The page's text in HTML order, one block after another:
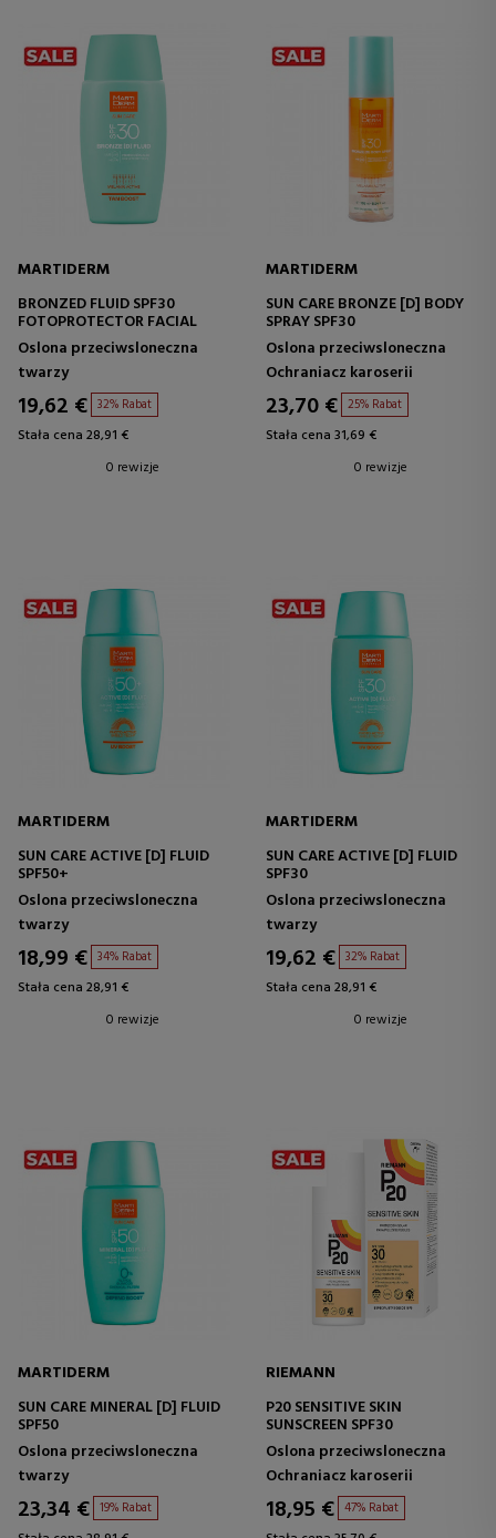
MARTIDERM
BRONZED FLUID SPF30
FOTOPROTECTOR FACIAL
Oslona przeciwsloneczna
twarzy
19,62 € 32% Rabat
Stała cena 28,91 €
0 rewizje
MARTIDERM
SUN CARE BRONZE [D] BODY
SPRAY SPF30
Oslona przeciwsloneczna
Ochraniacz karoserii
23,70 € 25% Rabat
Stała cena 31,69 €
0 rewizje
MARTIDERM
SUN CARE ACTIVE [D] FLUID
SPF50+
Oslona przeciwsloneczna
twarzy
18,99 € 34% Rabat
Stała cena 28,91 €
0 rewizje
MARTIDERM
SUN CARE ACTIVE [D] FLUID
SPF30
Oslona przeciwsloneczna
twarzy
19,62 € 32% Rabat
Stała cena 28,91 €
0 rewizje
MARTIDERM
SUN CARE MINERAL [D] FLUID
SPF50
Oslona przeciwsloneczna
twarzy
23,34 € 19% Rabat
RIEMANN
P20 SENSITIVE SKIN
SUNSCREEN SPF30
Oslona przeciwsloneczna
Ochraniacz karoserii
18,95 € 47% Rabat